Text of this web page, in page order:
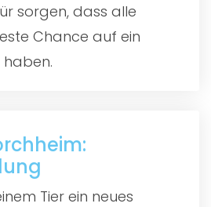
sorgen, dass alle
Chance auf ein
haben.
Tier ein neues